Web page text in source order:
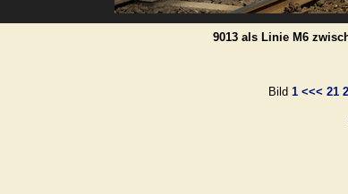
9013 als Linie M6
Bild 1 <<< 21